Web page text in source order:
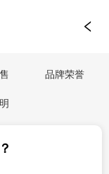
品牌荣誉